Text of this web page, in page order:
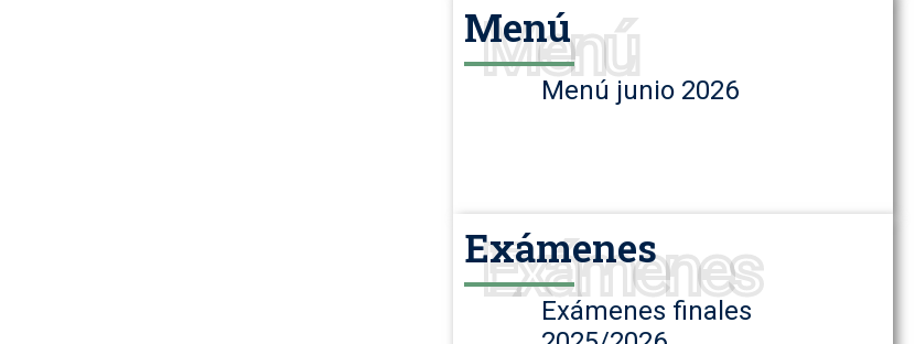
Menú
Menú
Menú junio 2026
Exámenes
Exámenes
Exámenes finales